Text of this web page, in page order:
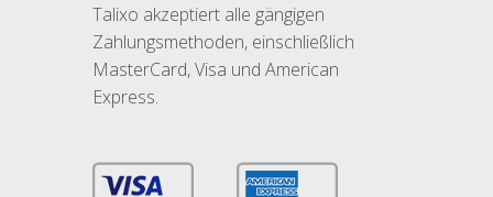
Talixo akzeptiert alle gängigen
Zahlungsmethoden, einschließlich
MasterCard, Visa und American
Express.